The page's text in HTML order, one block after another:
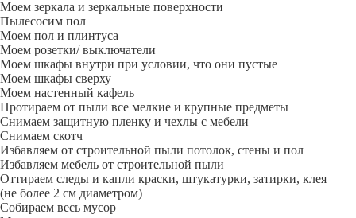
Моем зеркала и зеркальные поверхности
Пылесосим пол
Моем пол и плинтуса
Моем розетки/ выключатели
Моем шкафы внутри при условии, что они пустые
Моем шкафы сверху
Моем настенный кафель
Протираем от пыли все мелкие и крупные предметы
Снимаем защитную пленку и чехлы с мебели
Снимаем скотч
Избавляем от строительной пыли потолок, стены и пол
Избавляем мебель от строительной пыли
Оттираем следы и капли краски, штукатурки, затирки, клея
(не более 2 см диаметром)
Собираем весь мусор